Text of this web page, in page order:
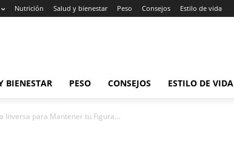
Nutrición Salud y bienestar Peso Consejos Estilo de vida
BIENESTAR PESO CONSEJOS ESTILO DE VIDA
Inversa para Mantener tu Figura...